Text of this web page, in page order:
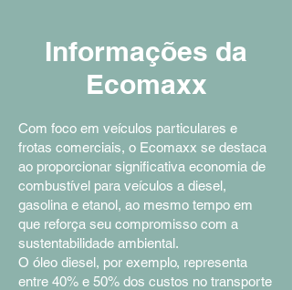
Informações da
Ecomaxx
Com foco em veículos particulares e
frotas comerciais, o Ecomaxx se destaca
ao proporcionar significativa economia de
combustível para veículos a diesel,
gasolina e etanol, ao mesmo tempo em
que reforça seu compromisso com a
sustentabilidade ambiental.
O óleo diesel, por exemplo, representa
entre 40% e 50% dos custos no transporte